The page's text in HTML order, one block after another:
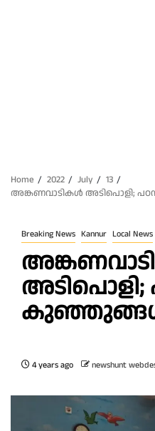
Home 2022 July
13
അങ്കണവാടികൾ അടിപൊളി;
Breaking News Kannur Local News
അടിപൊളി;
4 years ago newshunt